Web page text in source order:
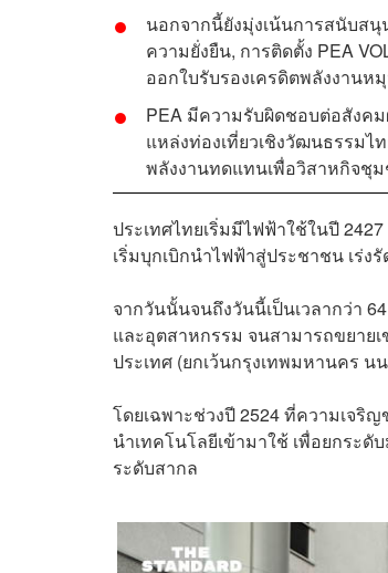
นอกจากนี้ยังมุ่งเน้นการสนับสนุ
ความยั่งยืน, การติดตั้ง PEA
ออกใบรับรองเครดิตพลังงานห
PEA มีความรับผิดชอบต่อสังคม
แหล่งท่องเที่ยวเชิงวัฒนธรรมไ
พลังงานทดแทนเพื่อวิสาหกิจชุ
ประเทศไทยเริ่มมีไฟฟ้าใช้ในปี
เริ่มบุกเบิกนำไฟฟ้าสู่ประชาชน เร่
จากวันนั้นจนถึงวันนี้เป็นเวลากว่า
และอุตสาหกรรม จนสามารถขยาย
ประเทศ (ยกเว้นกรุงเทพมหานคร
โดยเฉพาะช่วงปี 2524 ที่ความเจริ
นำเทคโนโลยีเข้ามาใช้ เพื่อยกระ
ระดับสากล